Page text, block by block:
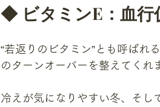
◆ ビタミンE：血行
“若返りのビタミン”とも呼ばれ
のターンオーバーを整えてくれ
冷えが気になりやすい冬、そし